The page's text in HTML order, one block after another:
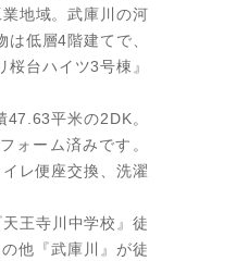
地域。武庫川の河
低層4階建てで、
台ハイツ3号棟』
平米の2DK。
ォーム済みです。
レ便座交換、洗濯
王寺川中学校』徒
他『武庫川』が徒